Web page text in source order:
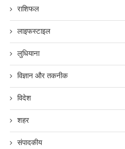
राशिफल
लाइफस्टाइल
लुधियाना
विज्ञान और तकनीक
विदेश
शहर
संपादकीय